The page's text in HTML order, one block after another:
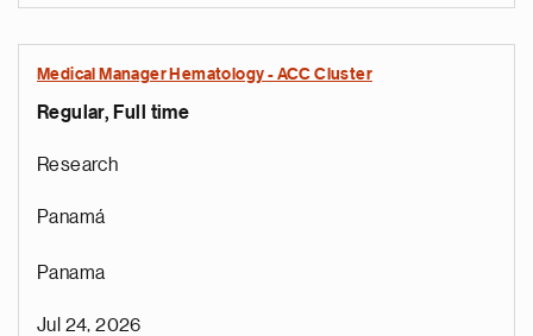
Medical Manager Hematology - ACC Cluster
Regular, Full time
Research
Panamá
Panama
Jul 24, 2026